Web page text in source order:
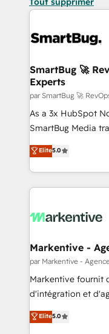
SmartBug 🚀
Experts
par SmartBug 🚀
As a 3x HubSpot
SmartBug Media
into a revenue
includes
Software) and
making this the
and system
trainers to drive platform
Generation - Full-funnel marketing and high-
performance
Expert deployment
accreditations and
Elite5.0
Markentive -
par Markentive -
Markentive fournit
d'intégration et
North America.
marketing
Elite5.0